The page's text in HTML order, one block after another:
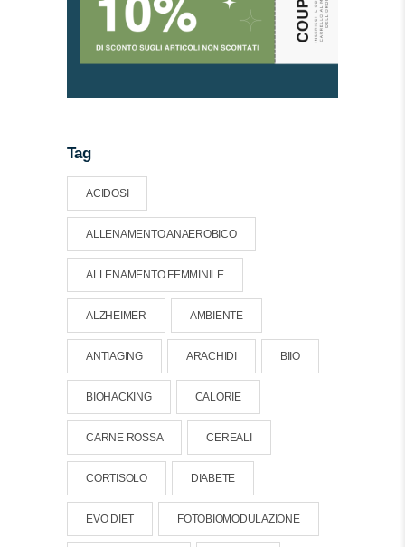
Tag
ACIDOSI
ALLENAMENTO ANAEROBICO
ALLENAMENTO FEMMINILE
ALZHEIMER AMBIENTE
ANTIAGING ARACHIDI BIIO
BIOHACKING CALORIE
CARNE ROSSA CEREALI
CORTISOLO DIABETE
EVO DIET FOTOBIOMODULAZIONE